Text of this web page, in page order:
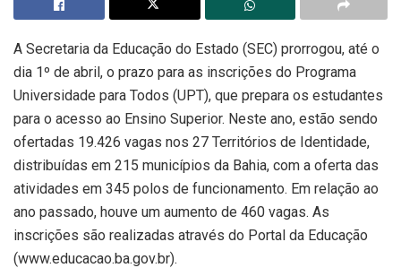
A Secretaria da Educação do Estado (SEC) prorrogou, até o
dia 1º de abril, o prazo para as inscrições do Programa
Universidade para Todos (UPT), que prepara os estudantes
para o acesso ao Ensino Superior. Neste ano, estão sendo
ofertadas 19.426 vagas nos 27 Territórios de Identidade,
distribuídas em 215 municípios da Bahia, com a oferta das
atividades em 345 polos de funcionamento. Em relação ao
ano passado, houve um aumento de 460 vagas. As
inscrições são realizadas através do Portal da Educação
(www.educacao.ba.gov.br).